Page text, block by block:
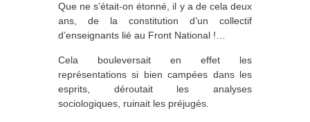
Que ne s’était-on étonné, il y a de cela deux
ans, de la constitution d’un collectif
d’enseignants lié au Front National !…
Cela bouleversait en effet les
représentations si bien campées dans les
esprits, déroutait les analyses
sociologiques, ruinait les préjugés.